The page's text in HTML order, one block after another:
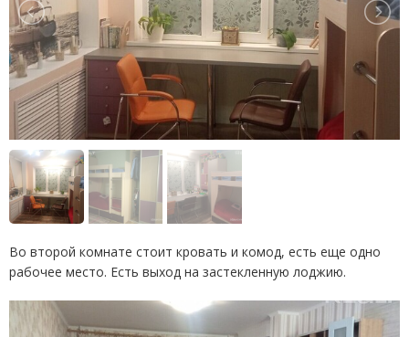
Во второй комнате стоит кровать и комод, есть еще одно
рабочее место. Есть выход на застекленную лоджию.